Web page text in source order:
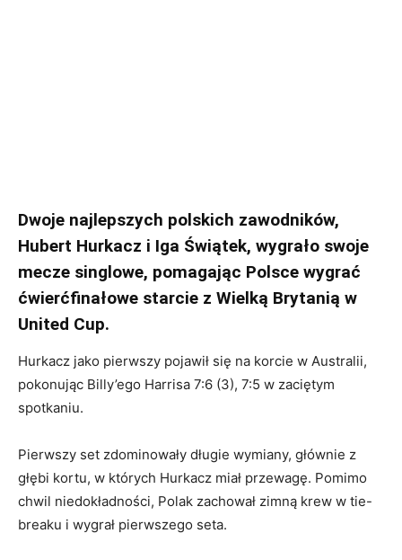
Dwoje najlepszych polskich zawodników,
Hubert Hurkacz i Iga Świątek, wygrało swoje
mecze singlowe, pomagając Polsce wygrać
ćwierćfinałowe starcie z Wielką Brytanią w
United Cup.
Hurkacz jako pierwszy pojawił się na korcie w Australii,
pokonując Billy’ego Harrisa 7:6 (3), 7:5 w zaciętym
spotkaniu.
Pierwszy set zdominowały długie wymiany, głównie z
głębi kortu, w których Hurkacz miał przewagę. Pomimo
chwil niedokładności, Polak zachował zimną krew w tie-
breaku i wygrał pierwszego seta.